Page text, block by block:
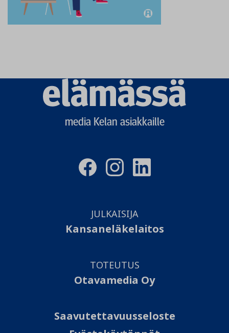
Elämässä
logo
media Kelan asiakkaille
JULKAISIJA
Kansaneläkelaitos
TOTEUTUS
Otavamedia Oy
Saavutettavuusseloste